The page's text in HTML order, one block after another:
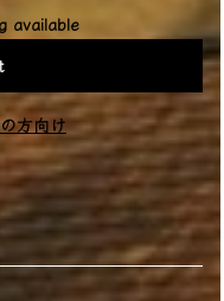
available
方向け